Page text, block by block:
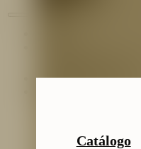
Preguntas frecuentes
Catálogo